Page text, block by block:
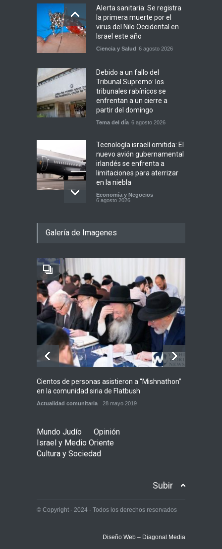
Alerta sanitaria: Se registra
la primera muerte por el
virus del Nilo Occidental en
Israel este año
Ciencia y Salud 6 agosto 2026
Debido a un fallo del
Tribunal Supremo: los
tribunales rabínicos se
enfrentan a un cierre a
partir del domingo
Tema del día 6 agosto 2026
Tecnología israelí omitida: El
nuevo avión gubernamental
irlandés se enfrenta a
limitaciones para aterrizar
en la niebla
Economía y Negocios
6 agosto 2026
Opinión
Los abuelos de Herzl son
enterrados de nuevo en
Jerusalem, cumpliendo así
su último deseo
Mundo Judío 5 agosto 2026
Galería de Imagenes
Cientos de personas asistieron a “Mishnathon”
en la comunidad siria de Flatbush
Actualidad comunitaria 28 mayo 2019
Mundo Judío
Opinión
Israel y Medio Oriente
Cultura y Sociedad
Subir
© Copyright - 2024 - Todos los derechos reservados
Diseño Web – Diagonal Media